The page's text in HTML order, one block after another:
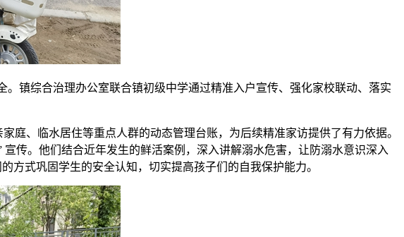
镇综合治理办公室联合镇初级中学通过精准入户宣传、强化家校联动、落实
庭、临水居住等重点人群的动态管理台账，为后续精准家访提供了有力依据。
传。他们结合近年发生的鲜活案例，深入讲解溺水危害，让防溺水意识深入
方式巩固学生的安全认知，切实提高孩子们的自我保护能力。